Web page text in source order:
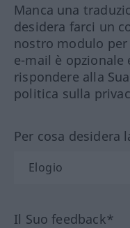
Manca una
desidera farci un
nostro modulo
e-mail è opzionale
rispondere alla
politica sulla
Per cosa desidera
Il Suo feedback*